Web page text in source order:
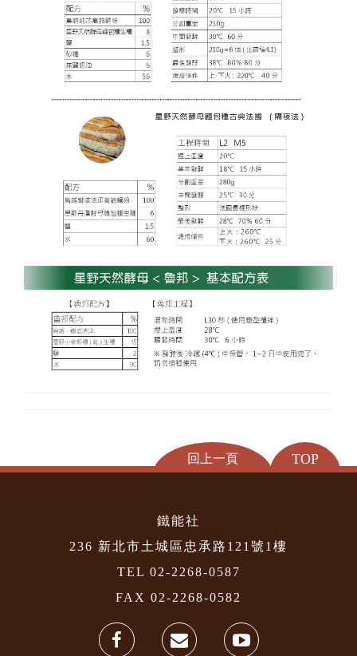
TOP
回上一頁
鐵能社
236 新北市土城區忠承路121號1樓
TEL 02-2268-0587
FAX 02-2268-0582